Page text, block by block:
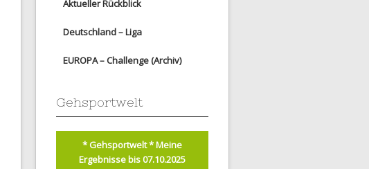
Aktueller Rückblick
Deutschland – Liga
EUROPA – Challenge (Archiv)
Gehsportwelt
* Gehsportwelt * Meine
Ergebnisse bis 07.10.2025